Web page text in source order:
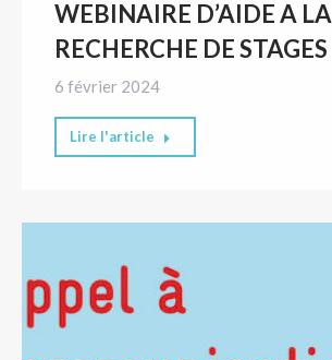
WEBINAIRE D’AIDE A LA
RECHERCHE DE STAGES
6 février 2024
Lire l'article